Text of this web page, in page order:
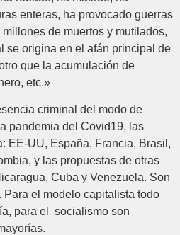
enteras, ha provocado guerras
de muertos y mutilados,
se origina en el afán principal de
que la acumulación de
etc.»
criminal del modo de
pandemia del Covid19, las
EE-UU, España, Francia, Brasil,
y las propuestas de otras
Cuba y Venezuela. Son
el modelo capitalista todo
para el socialismo son